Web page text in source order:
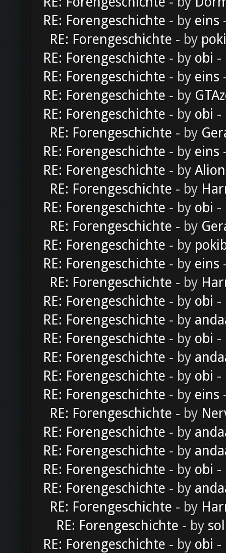
RE: Forengeschichte - by eins
RE: Forengeschichte - by
RE: Forengeschichte - by obi -
RE: Forengeschichte - by eins
RE: Forengeschichte - by
RE: Forengeschichte - by obi -
RE: Forengeschichte - by
RE: Forengeschichte - by eins
RE: Forengeschichte - by Alion
RE: Forengeschichte - by
RE: Forengeschichte - by obi -
RE: Forengeschichte - by
RE: Forengeschichte - by
RE: Forengeschichte - by eins
RE: Forengeschichte - by
RE: Forengeschichte - by obi -
RE: Forengeschichte - by
RE: Forengeschichte - by obi -
RE: Forengeschichte - by
RE: Forengeschichte - by obi -
RE: Forengeschichte - by eins
RE: Forengeschichte - by
RE: Forengeschichte - by
RE: Forengeschichte - by
RE: Forengeschichte - by obi -
RE: Forengeschichte - by
RE: Forengeschichte - by
RE: Forengeschichte - by
RE: Forengeschichte - by obi -